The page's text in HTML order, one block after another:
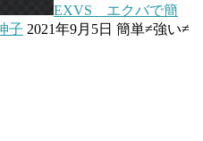
EXVS エクバで簡
子 2021年9月5日 簡単≠強い≠